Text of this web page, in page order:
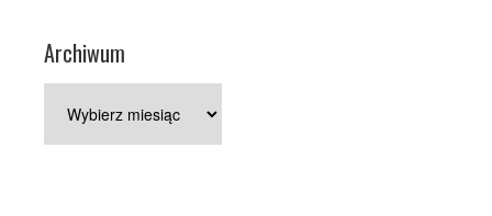
Archiwum